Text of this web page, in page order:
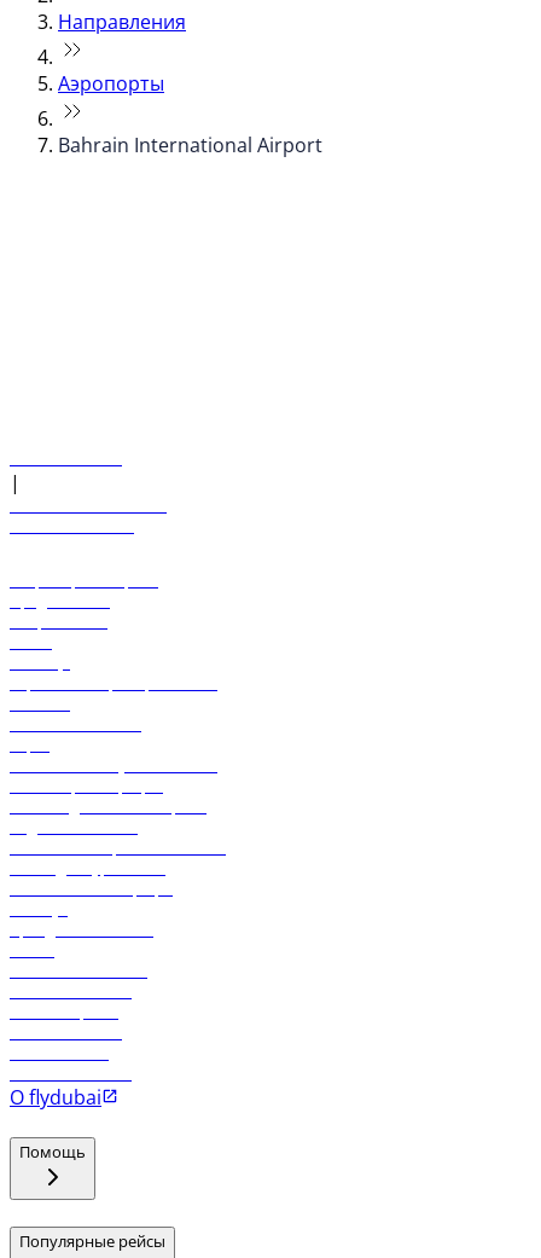
Направления
Аэропорты
Bahrain International Airport
|
О flydubai
Помощь
Популярные рейсы